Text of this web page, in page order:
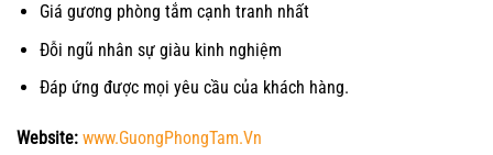
Giá gương phòng tắm cạnh tranh nhất
Đỗi ngũ nhân sự giàu kinh nghiệm
Đáp ứng được mọi yêu cầu của khách hàng.
Website: www.GuongPhongTam.Vn